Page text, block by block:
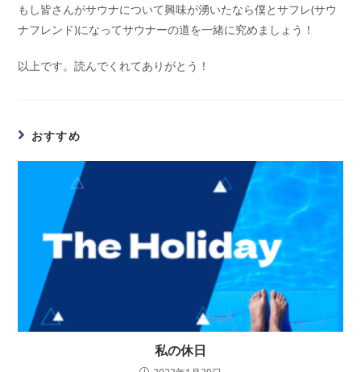
もし皆さんがサウナについて興味が湧いたなら僕とサフレ(サウ
ナフレンド)になってサウナーの道を一緒に究めましょう！
以上です。読んでくれてありがとう！
おすすめ
私の休日